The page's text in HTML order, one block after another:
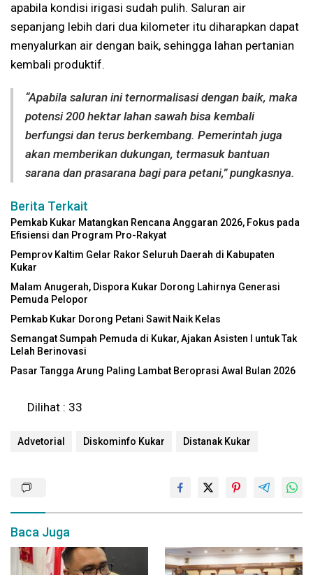
apabila kondisi irigasi sudah pulih. Saluran air
sepanjang lebih dari dua kilometer itu diharapkan dapat
menyalurkan air dengan baik, sehingga lahan pertanian
kembali produktif.
“Apabila saluran ini ternormalisasi dengan baik, maka
potensi 200 hektar lahan sawah bisa kembali
berfungsi dan terus berkembang. Pemerintah juga
akan memberikan dukungan, termasuk bantuan
sarana dan prasarana bagi para petani,” pungkasnya.
Berita Terkait
Pemkab Kukar Matangkan Rencana Anggaran 2026, Fokus pada
Efisiensi dan Program Pro-Rakyat
Pemprov Kaltim Gelar Rakor Seluruh Daerah di Kabupaten
Kukar
Malam Anugerah, Dispora Kukar Dorong Lahirnya Generasi
Pemuda Pelopor
Pemkab Kukar Dorong Petani Sawit Naik Kelas
Semangat Sumpah Pemuda di Kukar, Ajakan Asisten I untuk Tak
Lelah Berinovasi
Pasar Tangga Arung Paling Lambat Beroprasi Awal Bulan 2026
Dilihat : 33
Advetorial Diskominfo Kukar Distanak Kukar
Baca Juga